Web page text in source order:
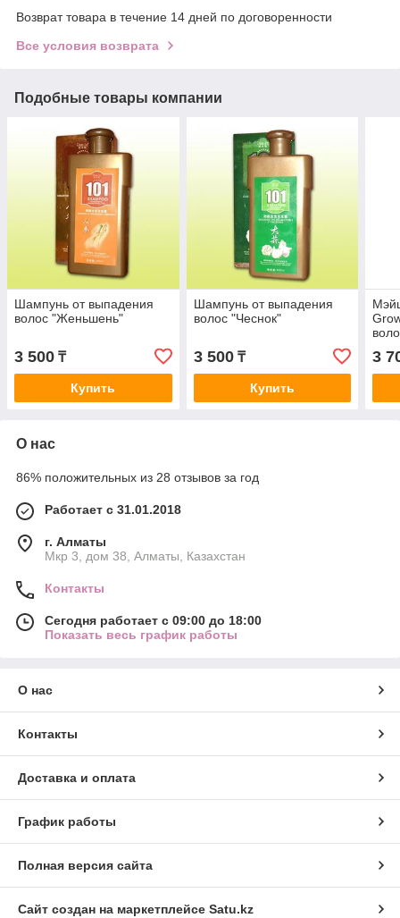
Возврат товара в течение 14 дней по договоренности
Все условия возврата
Подобные товары компании
Шампунь от выпадения
волос "Женьшень"
3 500 ₸
Купить
Шампунь от выпадения
волос "Чеснок"
3 500₸
Купить
3
О нас
86% положительных из 28 отзывов за год
Работает с 31.01.2018
г. Алматы
Мкр 3, дом 38, Алматы, Казахстан
Контакты
Сегодня работает с 09:00 до 18:00
Показать весь график работы
О нас
Контакты
Доставка и оплата
График работы
Полная версия сайта
Сайт создан на маркетплейсе Satu.kz